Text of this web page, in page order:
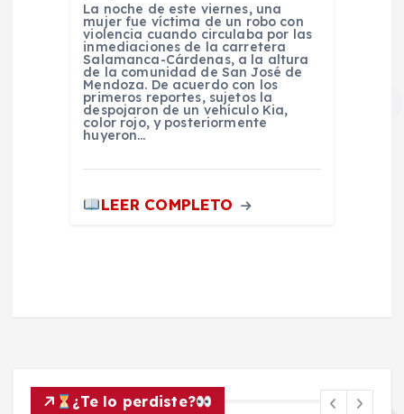
La noche de este viernes, una
mujer fue víctima de un robo con
violencia cuando circulaba por las
inmediaciones de la carretera
Salamanca-Cárdenas, a la altura
de la comunidad de San José de
Mendoza. De acuerdo con los
primeros reportes, sujetos la
despojaron de un vehículo Kia,
color rojo, y posteriormente
huyeron…
LEER COMPLETO
¿Te lo perdiste?